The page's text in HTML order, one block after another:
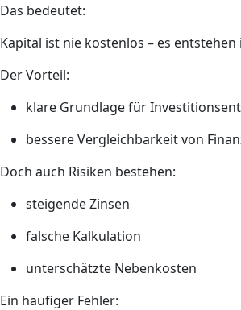
Das bedeutet:
Kapital ist nie kostenlos – es
Der Vorteil:
klare Grundlage für
bessere Vergleichbarkeit von
Doch auch Risiken bestehen:
steigende Zinsen
falsche Kalkulation
unterschätzte Nebenkosten
Ein häufiger Fehler: